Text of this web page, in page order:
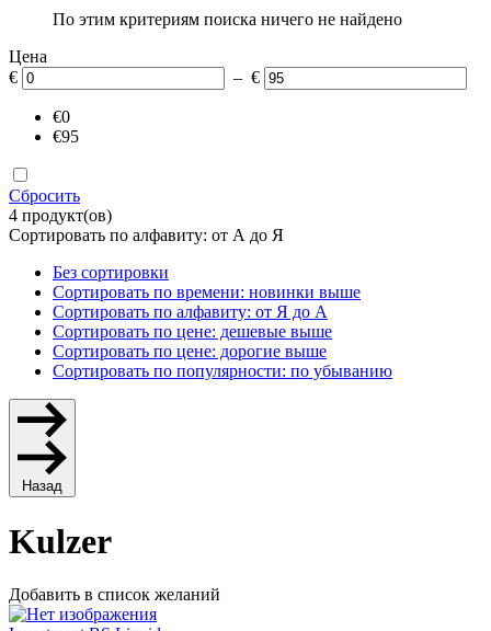
По этим критериям поиска ничего не найдено
Цена
€
– €
€0
€95
Сбросить
4 продукт(ов)
Сортировать по алфавиту: от А до Я
Без сортировки
Сортировать по времени: новинки выше
Сортировать по алфавиту: от Я до А
Сортировать по цене: дешевые выше
Сортировать по цене: дорогие выше
Сортировать по популярности: по убыванию
Назад
Kulzer
Добавить в список желаний